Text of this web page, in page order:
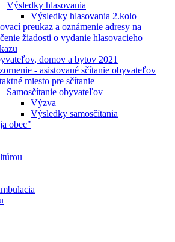
Výsledky hlasovania
Výsledky hlasovania 2.kolo
preukaz a oznámenie adresy na
žiadosti o vydanie hlasovacieho
domov a bytov 2021
- asistované sčítanie obyvateľov
miesto pre sčítanie
Samosčítanie obyvateľov
Výzva
Výsledky samosčítania
obec"